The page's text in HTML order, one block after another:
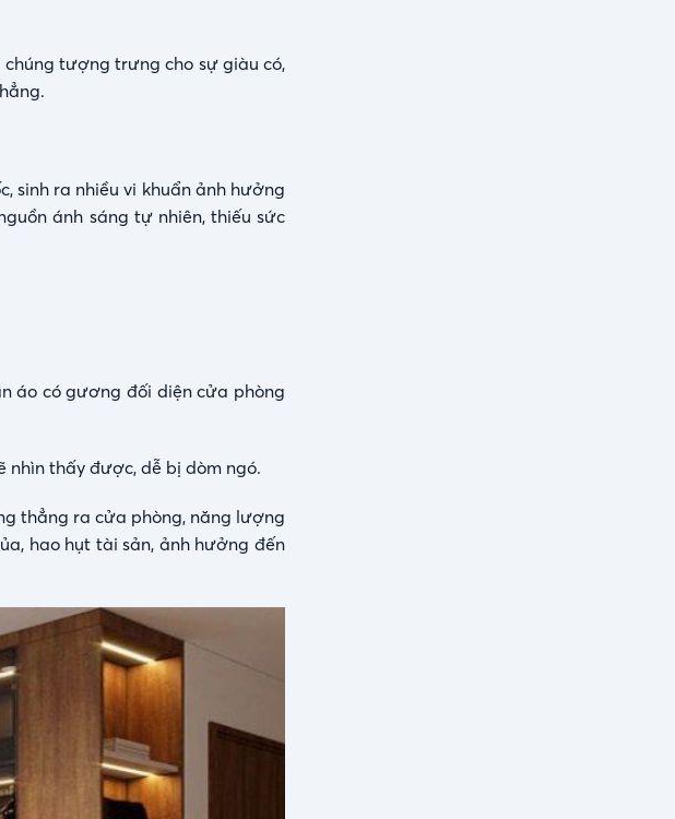
tượng trưng cho sự giàu có,
sinh ra nhiều vi khuẩn ảnh hưởng
ánh sáng tự nhiên, thiếu sức
áo có gương đối diện cửa phòng
nhìn thấy được, dễ bị dòm ngó.
thẳng ra cửa phòng, năng lượng
hao hụt tài sản, ảnh hưởng đến